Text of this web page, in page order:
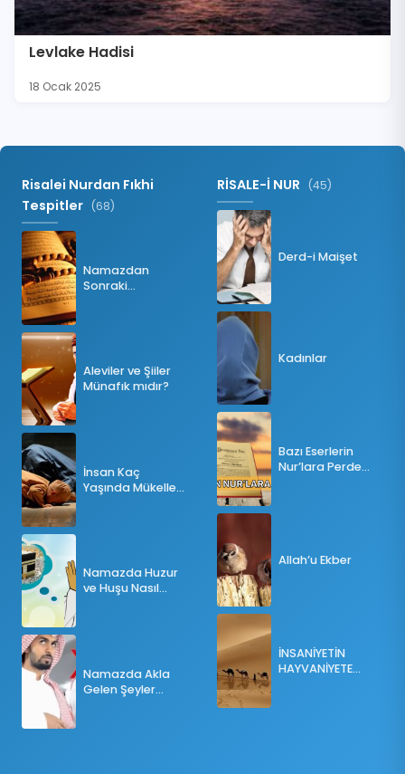
Levlake Hadisi
18 Ocak 2025
Risalei Nurdan Fıkhi
Tespitler (68)
Namazdan
Sonraki
Aleviler ve Şiiler
Münafık mıdır?
İnsan Kaç
Yaşında Mükellef
Namazda Huzur
ve Huşu Nasıl
Namazda Akla
Gelen Şeyler
RİSALE-İ NUR (45)
Derd-i Maişet
Kadınlar
Bazı Eserlerin
Nur’lara Perde
Allah’u Ekber
İNSANİYETİN
HAYVANİYETE